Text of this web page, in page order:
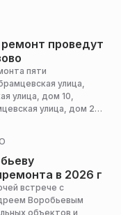
проведут
пяти
улица,
улица, дом 10,
улица, дом 2,
политики и
в 2026 г
встрече с
Воробьевым
объектов и